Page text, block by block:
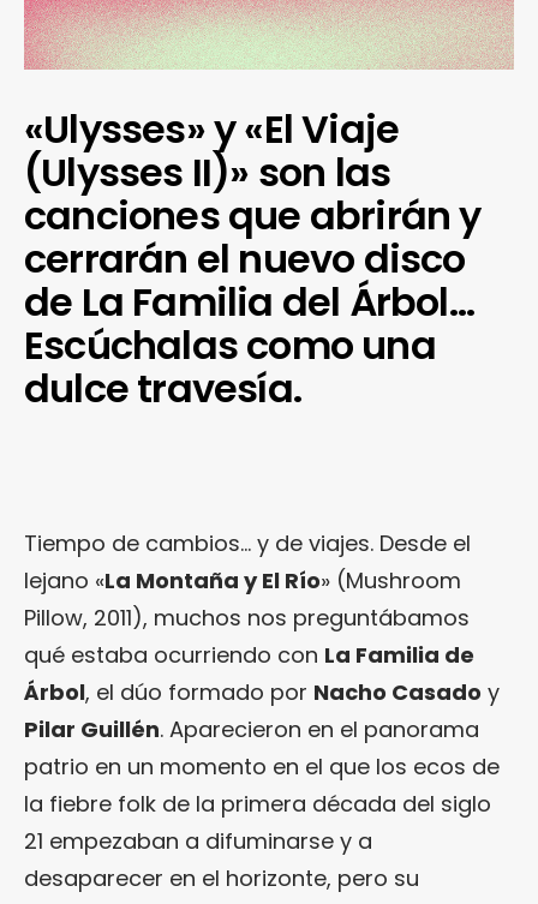
«Ulysses» y «El Viaje
(Ulysses II)» son las
canciones que abrirán y
cerrarán el nuevo disco
de La Familia del Árbol…
Escúchalas como una
dulce travesía.
Tiempo de cambios… y de viajes. Desde el
lejano «La Montaña y El Río» (Mushroom
Pillow, 2011), muchos nos preguntábamos
qué estaba ocurriendo con La Familia de
Árbol, el dúo formado por Nacho Casado y
Pilar Guillén. Aparecieron en el panorama
patrio en un momento en el que los ecos de
la fiebre folk de la primera década del siglo
21 empezaban a difuminarse y a
desaparecer en el horizonte, pero su